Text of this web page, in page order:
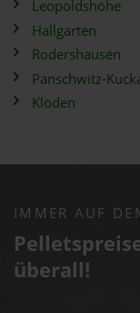
Leopoldshöhe
Hallgarten
Rodershausen
Panschwitz-
Klöden
IMMER AUF
überall!